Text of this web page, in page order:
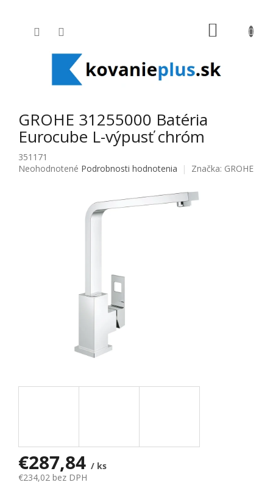
GROHE 31255000 Batéria
Eurocube L-výpusť chróm
351171
Priemerné hodnotenie produktu je 0,0 z 5 hviezdičiek.
Neohodnotené Podrobnosti hodnotenia Značka: GROHE
€287,84 / ks
€234,02 bez DPH